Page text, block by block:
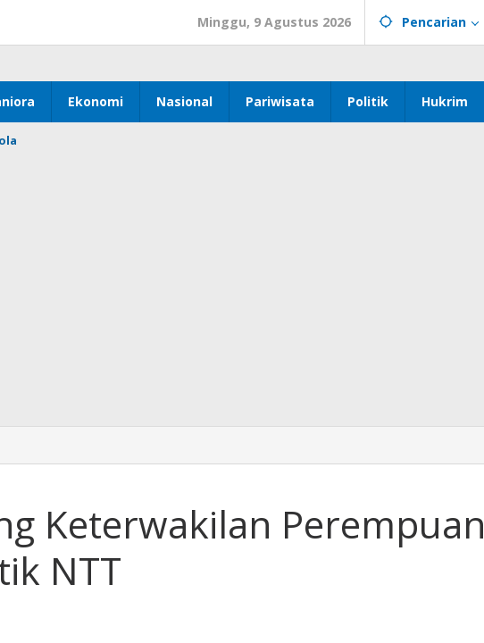
Minggu, 9 Agustus 2026 Pencarian
Ekonomi Nasional Pariwisata Politik Hukrim
Keterwakilan Perempuan
NTT